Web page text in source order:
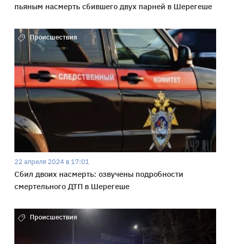
пьяным насмерть сбившего двух парней в Шерегеше
Происшествия
22 апреля 2024 в 17:01
Сбил двоих насмерть: озвучены подробности
смертельного ДТП в Шерегеше
Происшествия